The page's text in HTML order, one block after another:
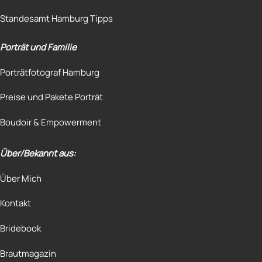
Standesamt Hamburg Tipps
Porträt und Familie
Porträtfotograf Hamburg
Preise und Pakete Porträt
Boudoir & Empowerment
Über/Bekannt aus:
Über Mich
Kontakt
Bridebook
Brautmagazin